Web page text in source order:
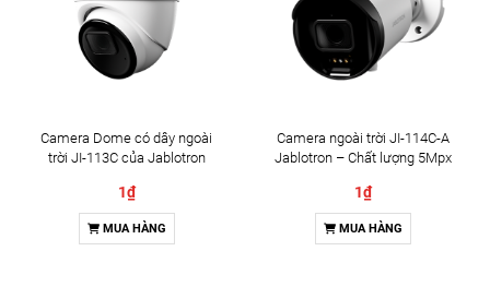
Camera Dome có dây ngoài
trời JI-113C của Jablotron
1₫
MUA HÀNG
Camera ngoài trời JI-114C-A
Jablotron – Chất lượng 5Mpx
1₫
MUA HÀNG